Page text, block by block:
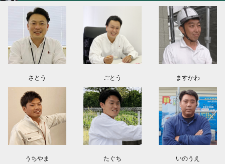
埼玉県上尾市K様よりお問い合わせ頂きました。ありがとう御座います！
東京都日野市K様よりお問い合わせ頂きました。ありがとう御座います！
群馬県伊勢崎市M様よりお問い合わせ頂きました。ありがとう御座います！
さとう ごとう ますかわ
うちやま たぐち いのうえ